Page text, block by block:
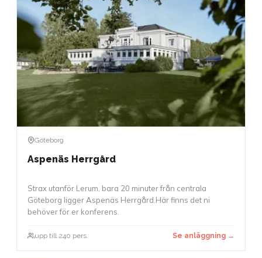
Göteborg
Aspenäs Herrgård
Strax utanför Lerum, bara 20 minuter från centrala
Göteborg ligger Aspenäs Herrgård.Här finns det ni
behöver för er konferens.
upp till 240 pers. Se anläggning →